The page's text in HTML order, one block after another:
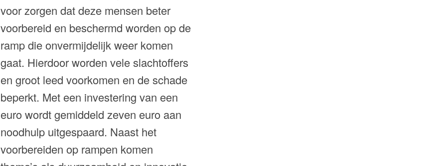
voor zorgen dat deze mensen beter
voorbereid en beschermd worden op de
ramp die onvermijdelijk weer komen
gaat. Hierdoor worden vele slachtoffers
en groot leed voorkomen en de schade
beperkt. Met een investering van een
euro wordt gemiddeld zeven euro aan
noodhulp uitgespaard. Naast het
voorbereiden op rampen komen